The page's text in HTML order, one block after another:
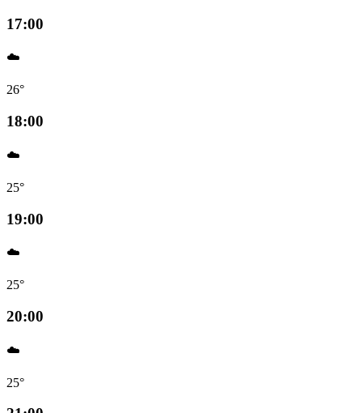
17:00
☁️
26°
18:00
☁️
25°
19:00
☁️
25°
20:00
☁️
25°